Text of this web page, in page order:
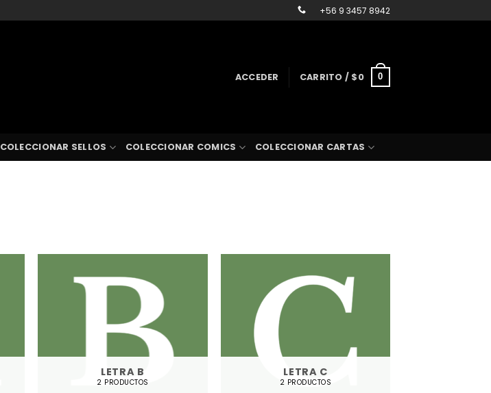
+56 9 3457 8942
ACCEDER CARRITO / $0 0
COLECCIONAR SELLOS COLECCIONAR COMICS COLECCIONAR CARTAS
LETRA B
2 PRODUCTOS
LETRA C
2 PRODUCTOS